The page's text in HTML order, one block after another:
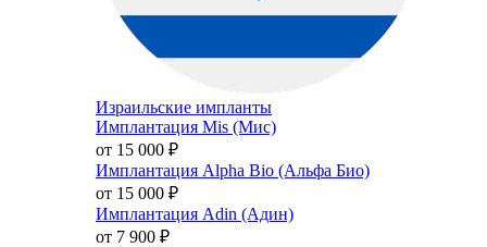
Израильские импланты
Имплантация Mis (Мис)
от 15 000 ₽
Имплантация Alpha Bio (Альфа Био)
от 15 000 ₽
Имплантация Adin (Адин)
от 7 900 ₽